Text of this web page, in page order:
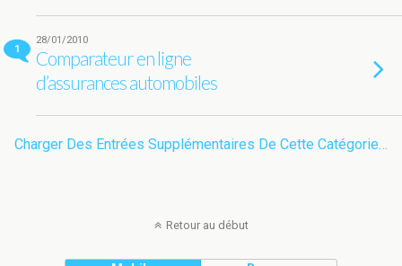
1
28/01/2010
Comparateur en ligne
d’assurances automobiles
Charger Des Entrées Supplémentaires De Cette Catégorie…
Retour au début